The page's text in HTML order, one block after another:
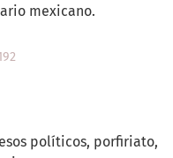
políticos porfiriato
mexicano.